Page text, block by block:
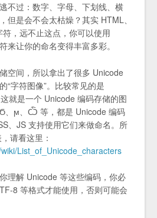
不过：数字、字母、下划线、横
但是会不会太枯燥？其实 HTML、
，远不止这点，你可以使用
来让你的命名变得丰富多彩。
空间，所以拿出了很多 Unicode
“字符图像”。比较常见的是
就是一个 Unicode 编码存储的图
、ϻ、Ѽ 等，都是 Unicode 编码
、JS 支持使用它们来做命名。所
请看这里：
List_of_Unicode_characters
理解 Unicode 等这些编码，你必
8 等格式才能使用，否则可能会